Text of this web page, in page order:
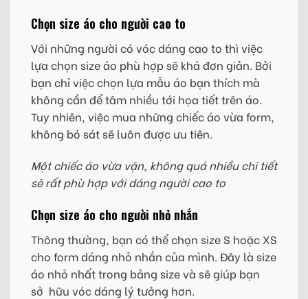
Chọn size áo cho người cao to
Với những người có vóc dáng cao to thì việc
lựa chọn size áo phù hợp sẽ khá đơn giản. Bởi
bạn chỉ việc chọn lựa mẫu áo bạn thích mà
không cần để tâm nhiều tới họa tiết trên áo.
Tuy nhiên, việc mua những chiếc áo vừa form,
không bó sát sẽ luôn được ưu tiên.
Một chiếc áo vừa vặn, không quá nhiều chi tiết
sẽ rất phù hợp với dáng người cao to
Chọn size áo cho người nhỏ nhắn
Thông thường, bạn có thể chọn size S hoặc XS
cho form dáng nhỏ nhắn của mình. Đây là size
áo nhỏ nhất trong bảng size và sẽ giúp bạn
sở hữu vóc dáng lý tưởng hơn.